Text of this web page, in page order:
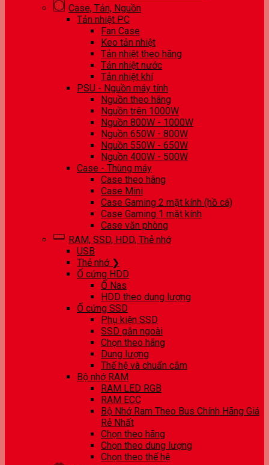
Case, Tản, Nguồn
Tản nhiệt PC
Fan Case
Keo tản nhiệt
Tản nhiệt theo hãng
Tản nhiệt nước
Tản nhiệt khí
PSU - Nguồn máy tính
Nguồn theo hãng
Nguồn trên 1000W
Nguồn 800W - 1000W
Nguồn 650W - 800W
Nguồn 550W - 650W
Nguồn 400W - 500W
Case - Thùng máy
Case theo hãng
Case Mini
Case Gaming 2 mặt kính (hồ cá)
Case Gaming 1 mặt kính
Case văn phòng
RAM, SSD, HDD, Thẻ nhớ
USB
Thẻ nhớ ❯
Ổ cứng HDD
Ổ Nas
HDD theo dung lượng
Ổ cứng SSD
Phụ kiện SSD
SSD gắn ngoài
Chọn theo hãng
Dung lượng
Thế hệ và chuẩn cắm
Bộ nhớ RAM
RAM LED RGB
RAM ECC
Bộ Nhớ Ram Theo Bus Chính Hãng Giá
Rẻ Nhất
Chọn theo hãng
Chọn theo dung lượng
Chọn theo thế hệ